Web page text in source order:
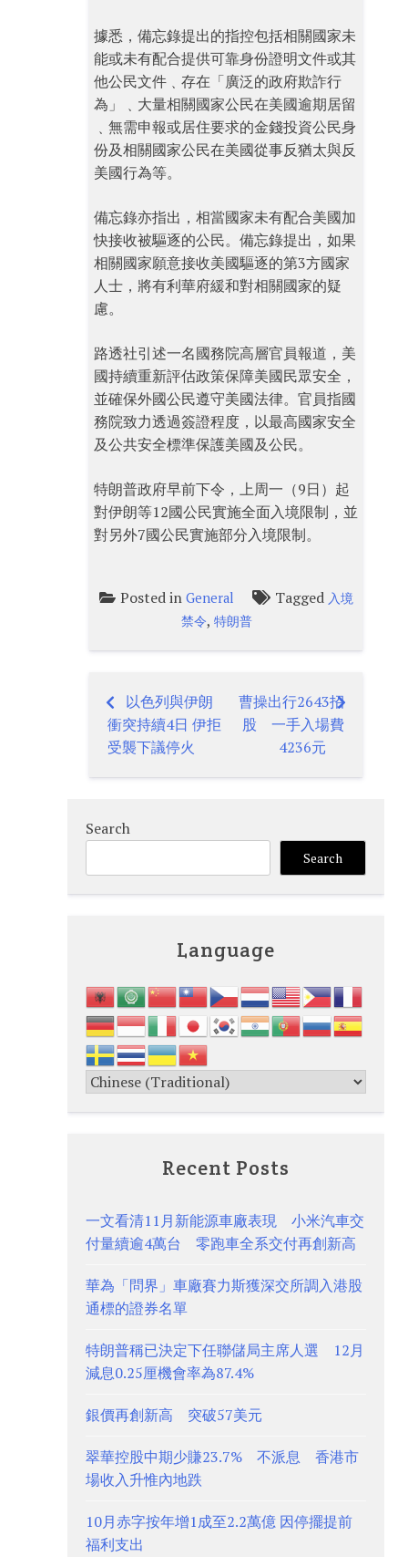
據悉，備忘錄提出的指控包括相關國家未
能或未有配合提供可靠身份證明文件或其
他公民文件﹑存在「廣泛的政府欺詐行
為」﹑大量相關國家公民在美國逾期居留
﹑無需申報或居住要求的金錢投資公民身
份及相關國家公民在美國從事反猶太與反
美國行為等。
備忘錄亦指出，相當國家未有配合美國加
快接收被驅逐的公民。備忘錄提出，如果
相關國家願意接收美國驅逐的第3方國家
人士，將有利華府緩和對相關國家的疑
慮。
路透社引述一名國務院高層官員報道，美
國持續重新評估政策保障美國民眾安全，
並確保外國公民遵守美國法律。官員指國
務院致力透過簽證程度，以最高國家安全
及公共安全標準保護美國及公民。
特朗普政府早前下令，上周一（9日）起
對伊朗等12國公民實施全面入境限制，並
對另外7國公民實施部分入境限制。
Posted in General Tagged 入境
禁令,特朗普
Post
navigation
以色列與伊朗
衝突持續4日 伊拒
受襲下議停火
曹操出行2643招
股 一手入場費
4236元
Search
Search
Language
Recent Posts
一文看清11月新能源車廠表現 小米汽車交
付量續逾4萬台 零跑車全系交付再創新高
華為「問界」車廠賽力斯獲深交所調入港股
通標的證券名單
特朗普稱已決定下任聯儲局主席人選 12月
減息0.25厘機會率為87.4%
銀價再創新高 突破57美元
翠華控股中期少賺23.7% 不派息 香港市
場收入升惟內地跌
10月赤字按年增1成至2.2萬億 因停擺提前
福利支出